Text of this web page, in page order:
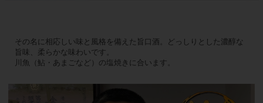
その名に相応しい味と風格を備えた旨口酒。どっしりとした濃醇な
旨味、柔らかな味わいです。
川魚（鮎・あまごなど）の塩焼きに合います。